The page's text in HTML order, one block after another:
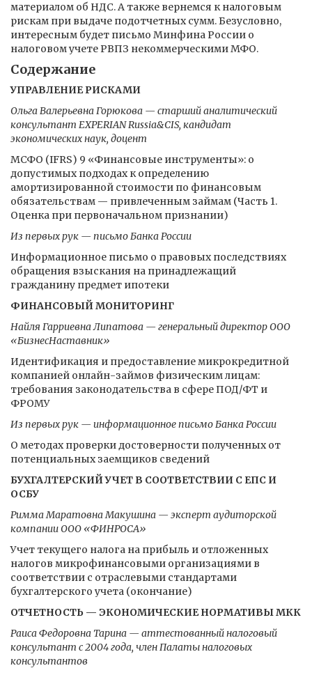
материалом об НДС. А также вернемся к налоговым
рискам при выдаче подотчетных сумм. Безусловно,
интересным будет письмо Минфина России о
налоговом учете РВПЗ некоммерческими МФО.
Содержание
УПРАВЛЕНИЕ РИСКАМИ
Ольга Валерьевна Горюкова — старший аналитический
консультант EXPERIAN Russia&CIS, кандидат
экономических наук, доцент
МСФО (IFRS) 9 «Финансовые инструменты»: о
допустимых подходах к определению
амортизированной стоимости по финансовым
обязательствам — привлеченным займам (Часть 1.
Оценка при первоначальном признании)
Из первых рук — письмо Банка России
Информационное письмо о правовых последствиях
обращения взыскания на принадлежащий
гражданину предмет ипотеки
ФИНАНСОВЫЙ МОНИТОРИНГ
Найля Гарриевна Липатова — генеральный директор ООО
«БизнесНаставник»
Идентификация и предоставление микрокредитной
компанией онлайн-займов физическим лицам:
требования законодательства в сфере ПОД/ФТ и
ФРОМУ
Из первых рук — информационное письмо Банка России
О методах проверки достоверности полученных от
потенциальных заемщиков сведений
БУХГАЛТЕРСКИЙ УЧЕТ В СООТВЕТСТВИИ С ЕПС И
ОСБУ
Римма Маратовна Макушина — эксперт аудиторской
компании ООО «ФИНРОСА»
Учет текущего налога на прибыль и отложенных
налогов микрофинансовыми организациями в
соответствии с отраслевыми стандартами
бухгалтерского учета (окончание)
ОТЧЕТНОСТЬ — ЭКОНОМИЧЕСКИЕ НОРМАТИВЫ МКК
Раиса Федоровна Тарина — аттестованный налоговый
консультант с 2004 года, член Палаты налоговых
консультантов